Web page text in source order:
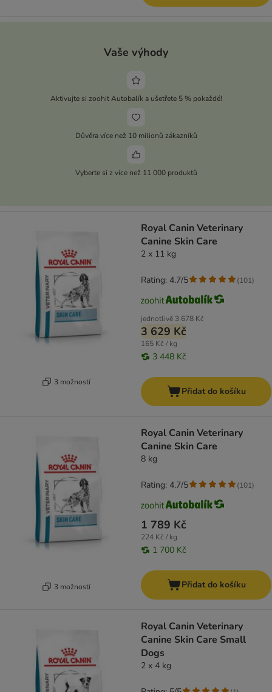
Vaše výhody
Aktivujte si zoohit Autobalík a ušetřete 5 % pokaždé!
Důvěra více než 10 milionů zákazníků
Vyberte si z více než 11 000 produktů
3 možností
Royal Canin Veterinary
Canine Skin Care
2 x 11 kg
jednotlivě 3 678 Kč
3 629 Kč
165 Kč / kg
3 448 Kč
Rating: 4.7/5 (101)
Přidat do košíku
3 možností
Royal Canin Veterinary
Canine Skin Care
8 kg
1 789 Kč
224 Kč / kg
1 700 Kč
Rating: 4.7/5 (101)
Přidat do košíku
Royal Canin Veterinary
Canine Skin Care Small
Dogs
2 x 4 kg